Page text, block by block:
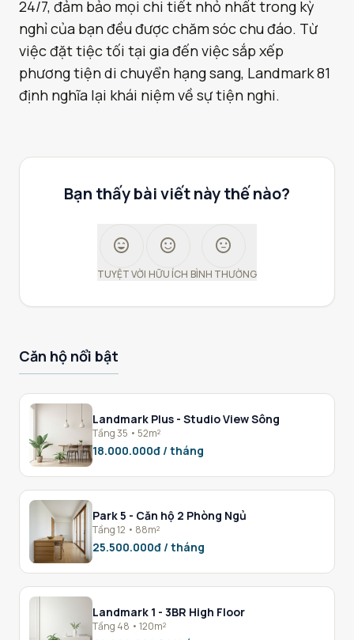
24/7, đảm bảo mọi chi tiết nhỏ nhất trong kỳ
nghỉ của bạn đều được chăm sóc chu đáo. Từ
việc đặt tiệc tối tại gia đến việc sắp xếp
phương tiện di chuyển hạng sang, Landmark 81
định nghĩa lại khái niệm về sự tiện nghi.
Bạn thấy bài viết này thế nào?
sentiment_very_satisfied
TUYỆT VỜI
sentiment_satisfied
HỮU ÍCH
sentiment_neutral
BÌNH THƯỜNG
Căn hộ nổi bật
Landmark Plus - Studio View Sông
Tầng 35 • 52m²
18.000.000đ / tháng
Park 5 - Căn hộ 2 Phòng Ngủ
Tầng 12 • 88m²
25.500.000đ / tháng
Landmark 1 - 3BR High Floor
Tầng 48 • 120m²